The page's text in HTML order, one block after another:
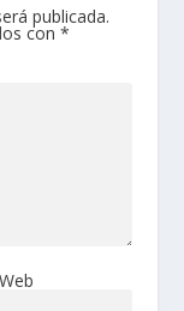
publicada.
con *
Web